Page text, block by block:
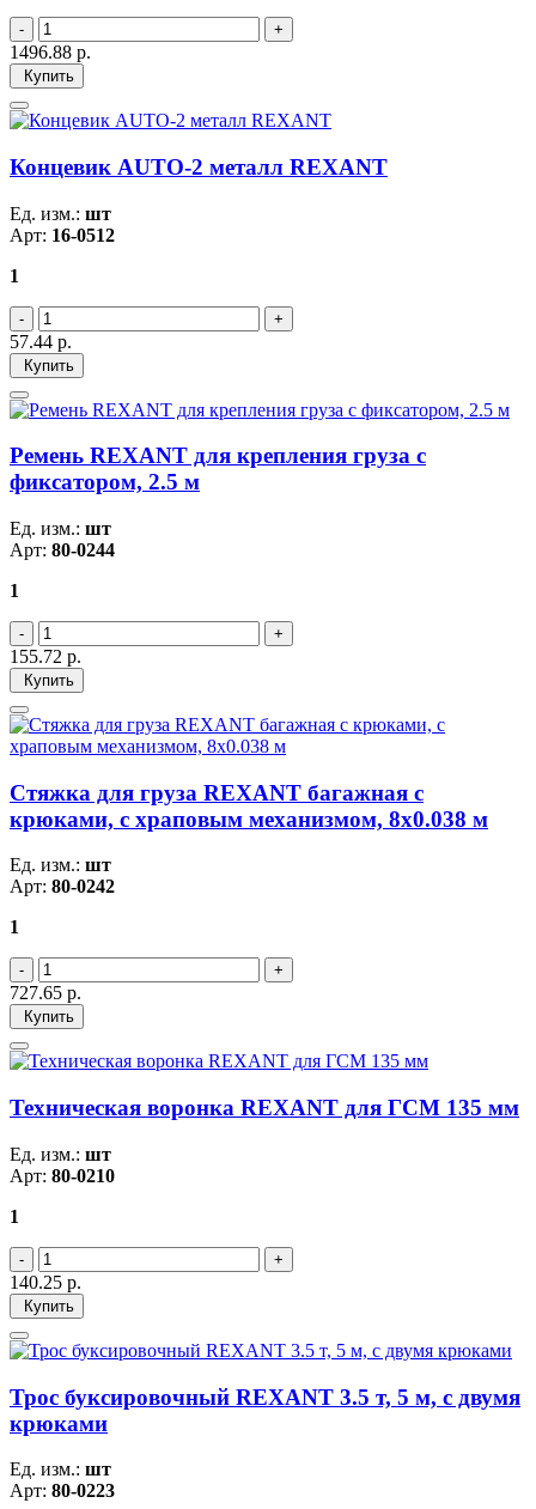
1496.88 р.
Купить
Концевик AUTO-2 металл REXANT
Ед. изм.: шт
Арт: 16-0512
1
57.44 р.
Купить
Ремень REXANT для крепления груза с
фиксатором, 2.5 м
Ед. изм.: шт
Арт: 80-0244
1
155.72 р.
Купить
Стяжка для груза REXANT багажная с
крюками, с храповым механизмом, 8х0.038 м
Ед. изм.: шт
Арт: 80-0242
1
727.65 р.
Купить
Техническая воронка REXANT для ГСМ 135 мм
Ед. изм.: шт
Арт: 80-0210
1
140.25 р.
Купить
Трос буксировочный REXANT 3.5 т, 5 м, с двумя
крюками
Ед. изм.: шт
Арт: 80-0223